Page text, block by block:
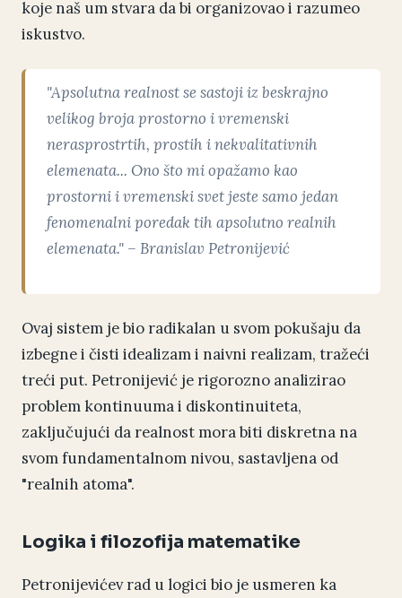
koje naš um stvara da bi organizovao i razumeo
iskustvo.
"Apsolutna realnost se sastoji iz beskrajno
velikog broja prostorno i vremenski
nerasprostrtih, prostih i nekvalitativnih
elemenata... Ono što mi opažamo kao
prostorni i vremenski svet jeste samo jedan
fenomenalni poredak tih apsolutno realnih
elemenata." – Branislav Petronijević
Ovaj sistem je bio radikalan u svom pokušaju da
izbegne i čisti idealizam i naivni realizam, tražeći
treći put. Petronijević je rigorozno analizirao
problem kontinuuma i diskontinuiteta,
zaključujući da realnost mora biti diskretna na
svom fundamentalnom nivou, sastavljena od
"realnih atoma".
Logika i filozofija matematike
Petronijevićev rad u logici bio je usmeren ka